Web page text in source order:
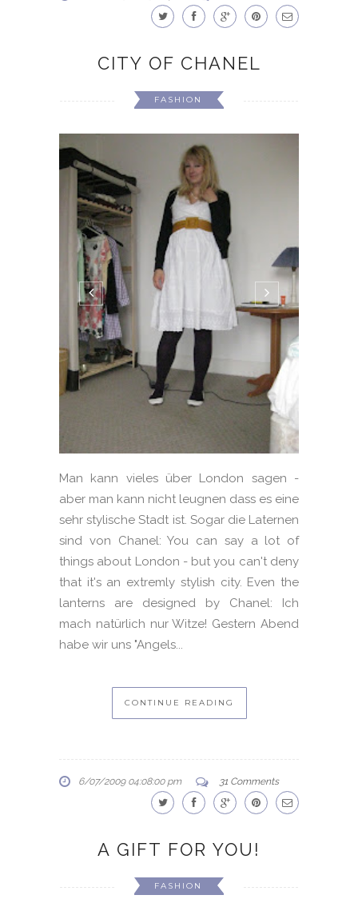
CITY OF CHANEL
FASHION
Man kann vieles über London sagen -
aber man kann nicht leugnen dass es eine
sehr stylische Stadt ist. Sogar die Laternen
sind von Chanel: You can say a lot of
things about London - but you can't deny
that it's an extremly stylish city. Even the
lanterns are designed by Chanel: Ich
mach natürlich nur Witze! Gestern Abend
habe wir uns "Angels...
CONTINUE READING
6/07/2009 04:08:00 pm 31 Comments
A GIFT FOR YOU!
FASHION